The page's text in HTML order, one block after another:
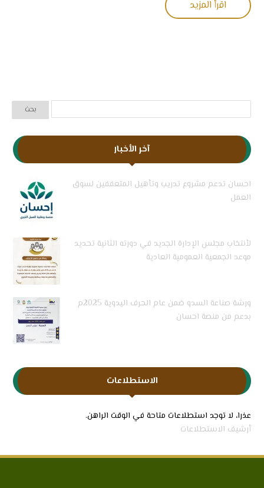
اقرأ المزيد
آخر الأخبار
احسان تدعم مشروع تدريب وتأهيل المتعففين لسوق
العمل
لأنتخاب مجلس الإدارة الجديد في دورته الثانية تحديد
موعد الجمعية العمومية العادية
ورشة صناعة السدو ضمن عام الحرف اليدوية 2025م
بدعم من منصة احسان
الاستطلاعات
عذرا، لا توجد استطلاعات متاحة في الوقت الراهن.
أرشيف الاستطلاعات